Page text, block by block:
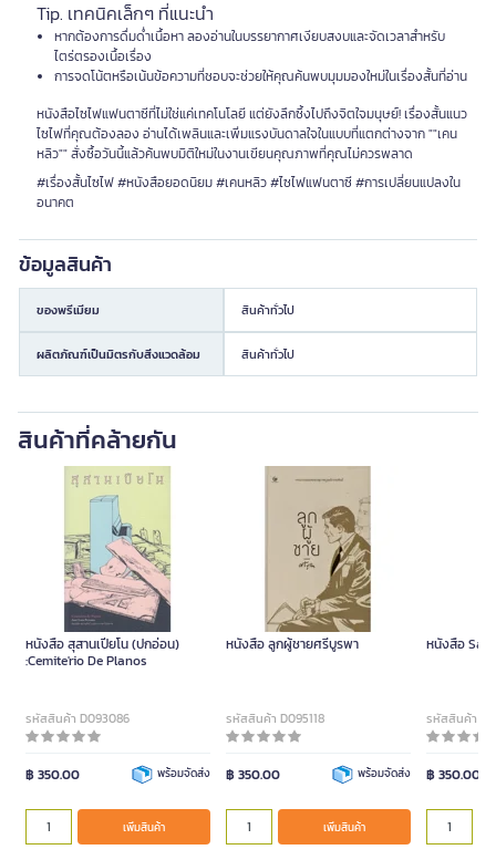
Tip. เทคนิคเล็กๆ ที่แนะนำ
หากต้องการดื่มด่ำเนื้อหา ลองอ่านในบรรยากาศเงียบสงบและจัดเวลาสำหรับ
ไตร่ตรองเนื้อเรื่อง
การจดโน้ตหรือเน้นข้อความที่ชอบจะช่วยให้คุณค้นพบมุมมองใหม่ในเรื่องสั้นที่อ่าน
หนังสือไซไฟแฟนตาซีที่ไม่ใช่แค่เทคโนโลยี แต่ยังลึกซึ้งไปถึงจิตใจมนุษย์! เรื่องสั้นแนว
ไซไฟที่คุณต้องลอง อ่านได้เพลินและเพิ่มแรงบันดาลใจในแบบที่แตกต่างจาก ""เคน
หลิว"" สั่งซื้อวันนี้แล้วค้นพบมิติใหม่ในงานเขียนคุณภาพที่คุณไม่ควรพลาด
#เรื่องสั้นไซไฟ #หนังสือยอดนิยม #เคนหลิว #ไซไฟแฟนตาซี #การเปลี่ยนแปลงใน
อนาคต
ข้อมูลสินค้า
ของพรีเมียม สินค้าทั่วไป
ผลิตภัณฑ์เป็นมิตรกับสิ่งแวดล้อม สินค้าทั่วไป
สินค้าที่คล้ายกัน
หนังสือ สุสานเปียโน (ปกอ่อน)
:Cemite'rio De Planos
รหัสสินค้า D093086
฿ 350.00 พร้อมจัดส่ง
เพิ่มสินค้า
หนังสือ ลูกผู้ชายศรีบูรพา
รหัสสินค้า D095118
฿ 350.00 พร้อมจัดส่ง
เพิ่มสินค้า
หนังสือ
รหัสสินค้า
฿ 350.00